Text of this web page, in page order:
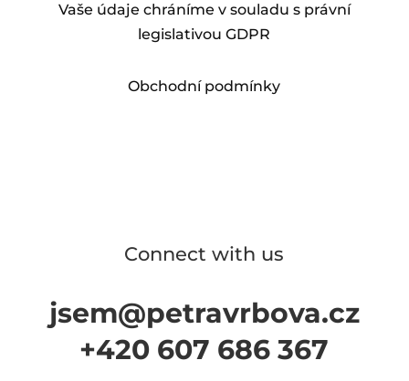
Vaše údaje chráníme v souladu s právní
legislativou GDPR
Obchodní podmínky
Connect with us
jsem@petravrbova.cz
+420 607 686 367